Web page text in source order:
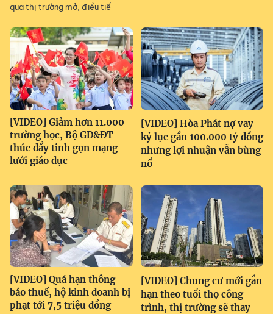
qua thị trường mở, điều tiế
[VIDEO] Giảm hơn 11.000
trường học, Bộ GD&ĐT
thúc đẩy tinh gọn mạng
lưới giáo dục
[VIDEO] Hòa Phát nợ vay
kỷ lục gần 100.000 tỷ đồng
nhưng lợi nhuận vẫn bùng
nổ
[VIDEO] Quá hạn thông
báo thuế, hộ kinh doanh bị
phạt tới 7,5 triệu đồng
[VIDEO] Chung cư mới gắn
hạn theo tuổi thọ công
trình, thị trường sẽ thay